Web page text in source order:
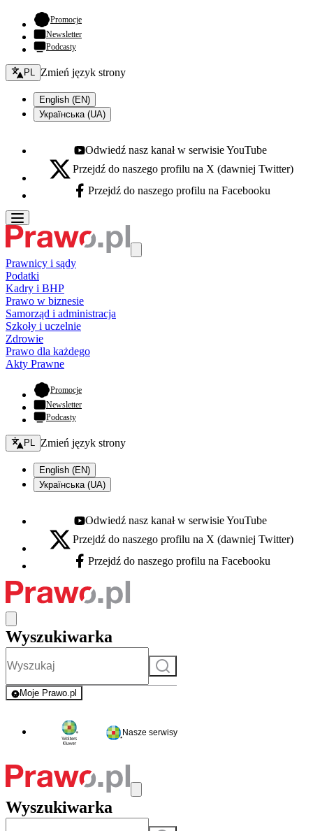
Promocje- otwiera się w nowej karcie
Newsletter
Podcasty
Zmień język - bieżący:
PL Zmień język strony
English (EN)
Українська (UA)
Youtube - otwiera się w nowej karcie
Odwiedź nasz kanał w serwisie YouTube
X - otwiera się w nowej karcie
Przejdź do naszego profilu na X (dawniej Twitter)
Facebook - otwiera się w nowej karcie
Przejdź do naszego profilu na Facebooku
Prawnicy i sądy
Podatki
Kadry i BHP
Prawo w biznesie
Samorząd i administracja
Szkoły i uczelnie
Zdrowie
Prawo dla każdego
Akty Prawne
Promocje- otwiera się w nowej karcie
Newsletter
Podcasty
Zmień język - bieżący:
PL Zmień język strony
English (EN)
Українська (UA)
Youtube - otwiera się w nowej karcie
Odwiedź nasz kanał w serwisie YouTube
X - otwiera się w nowej karcie
Przejdź do naszego profilu na X (dawniej Twitter)
Facebook - otwiera się w nowej karcie
Przejdź do naszego profilu na Facebooku
Wyszukiwarka
Szukaj
Moje Prawo.pl
- rejestracja i logowanie do serwisu
Nasze serwisy
Wyszukiwarka